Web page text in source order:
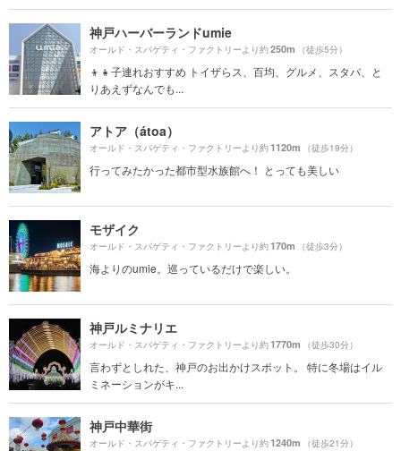
神戸ハーバーランドumie
オールド・スパゲティ・ファクトリーより約250m （徒歩5分）
👦👧子連れおすすめ トイザらス、百均、グルメ、スタバ、と
りあえずなんでも...
アトア（átoa）
オールド・スパゲティ・ファクトリーより約1120m （徒歩19分）
行ってみたかった都市型水族館へ！ とっても美しい
モザイク
オールド・スパゲティ・ファクトリーより約170m （徒歩3分）
海よりのumie。巡っているだけで楽しい。
神戸ルミナリエ
オールド・スパゲティ・ファクトリーより約1770m （徒歩30分）
言わずとしれた、神戸のお出かけスポット。 特に冬場はイル
ミネーションがキ...
神戸中華街
オールド・スパゲティ・ファクトリーより約1240m （徒歩21分）